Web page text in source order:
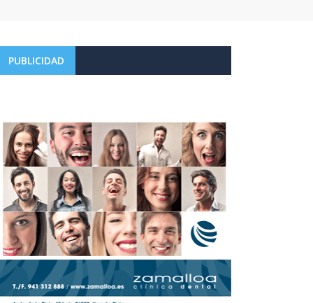
un muro en Ezcaray
PUBLICIDAD